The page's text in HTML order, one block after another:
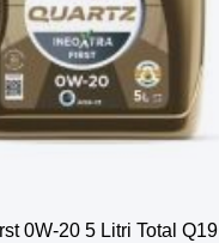
0W-20 5 Litri Total Q19